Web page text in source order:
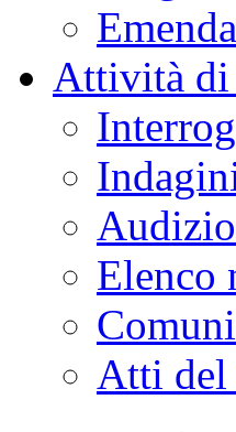
Attività di
Elenco
Atti del